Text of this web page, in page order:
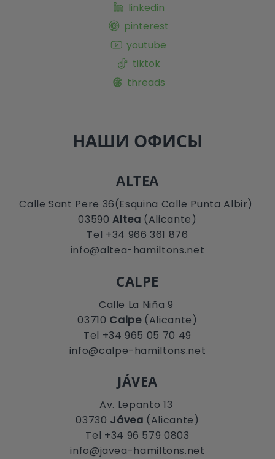
linkedin
pinterest
youtube
tiktok
threads
НАШИ ОФИСЫ
ALTEA
Calle Sant Pere 36(Esquina Calle Punta Albir)
03590Altea (Alicante)
Tel +34 966 361 876
info@altea-hamiltons.net
CALPE
Calle La Niña 9
03710 Calpe(Alicante)
Tel +34 965 05 70 49
info@calpe-hamiltons.net
JÁVEA
Av. Lepanto 13
03730 Jávea (Alicante)
Tel +34 96 579 0803
info@javea-hamiltons.net